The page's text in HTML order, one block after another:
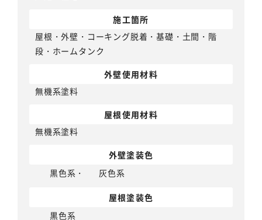
施工箇所
屋根・外壁・コーキング脱着・基礎・土間・階
段・ホームタンク
外壁使用材料
無機系塗料
屋根使用材料
無機系塗料
外壁塗装色
黒色系 ・ 灰色系
屋根塗装色
黒色系